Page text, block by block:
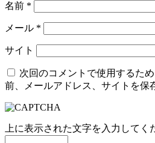
名前 *
メール *
サイト
次回のコメントで使用するた
前、メールアドレス、サイトを保
上に表示された文字を入力してく